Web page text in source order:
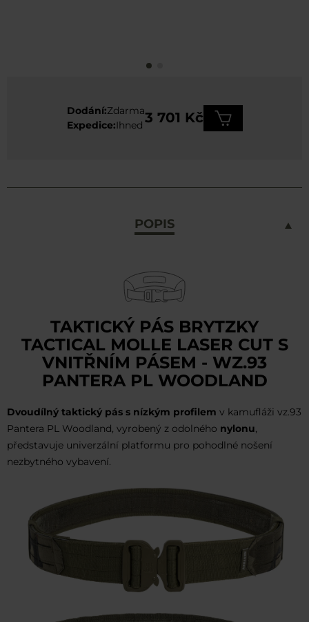
Dodání:Zdarma
Expedice:Ihned 3 701 Kč
POPIS
TAKTICKÝ PÁS BRYTZKY
TACTICAL MOLLE LASER CUT S
VNITŘNÍM PÁSEM - WZ.93
PANTERA PL WOODLAND
Dvoudílný taktický pás s nízkým profilem v kamufláži vz.93
Pantera PL Woodland, vyrobený z odolného nylonu,
představuje univerzální platformu pro pohodlné nošení
nezbytného vybavení.